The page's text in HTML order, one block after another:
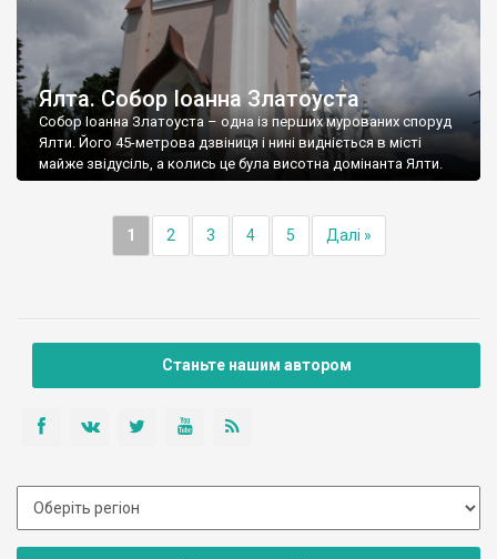
Ялта. Собор Іоанна Златоуста
Собор Іоанна Златоуста – одна із перших мурованих споруд
Ялти. Його 45-метрова дзвіниця і нині видніється в місті
майже звідусіль, а колись це була висотна домінанта Ялти.
1 2 3 4 5 Далі »
Станьте нашим автором